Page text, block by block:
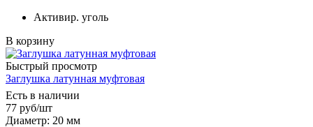
Активир. уголь
В корзину
Быстрый просмотр
Заглушка латунная муфтовая
Есть в наличии
77 руб/шт
Диаметр: 20 мм